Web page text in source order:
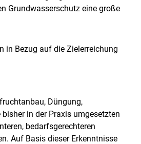
Grundwasserschutz eine große
in Bezug auf die Zielerreichung
Düngung,
in der Praxis umgesetzten
bedarfsgerechteren
Auf Basis dieser Erkenntnisse